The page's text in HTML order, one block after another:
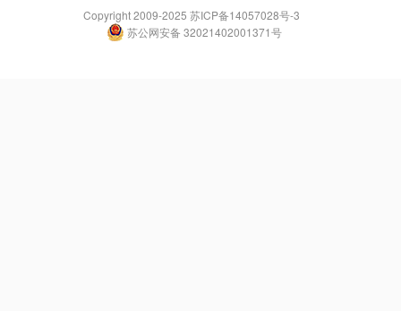
Copyright 2009-2025 苏ICP备14057028号-3
苏公网安备 32021402001371号